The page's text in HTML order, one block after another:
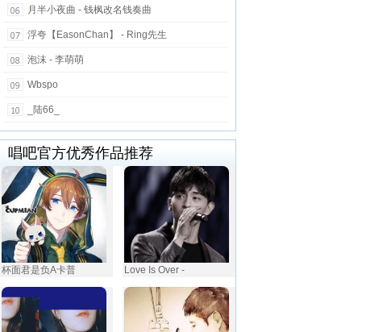
月半小夜曲 - 钱枫改名钱奏曲
浮夸【EasonChan】 - Ring先生
泡沫 - 李萌萌
Wbspo
_陆66_
唱吧官方优秀作品推荐
杯面君是负A卡普 Love Is Over -